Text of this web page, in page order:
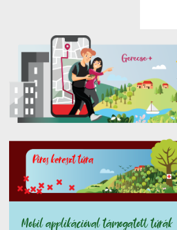
Mobil applikációval támogatott túrák